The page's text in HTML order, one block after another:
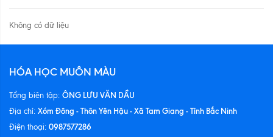
Không có dữ liệu
HÓA HỌC MUÔN MÀU
Tổng biên tập: ÔNG LƯU VĂN DẦU
Địa chỉ: Xóm Đông - Thôn Yên Hậu - Xã Tam Giang - Tỉnh Bắc Ninh
Điện thoại: 0987577286